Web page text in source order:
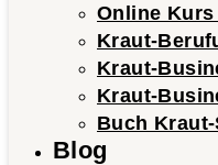
Online
Kraut-
Kraut-
Kraut-
Buch
Blog